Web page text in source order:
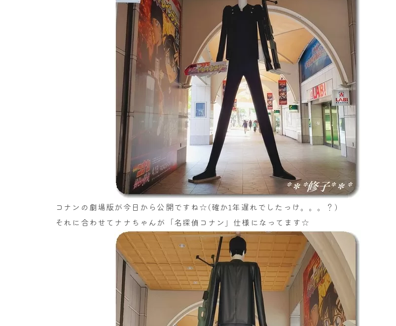
コナンの劇場版が今日から公開ですね☆(確か1年遅れでしたっけ。。。？)
それに合わせてナナちゃんが「名探偵コナン」仕様になってます☆